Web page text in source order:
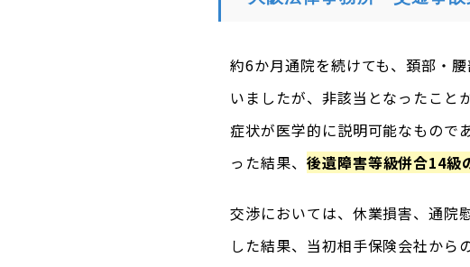
約6か月通院を続けても、頚部・
いましたが、非該当となったこと
症状が医学的に説明可能なもので
った結果、 後遺障害等級併合14級
交渉においては、休業損害、通院
した結果、当初相手保険会社から